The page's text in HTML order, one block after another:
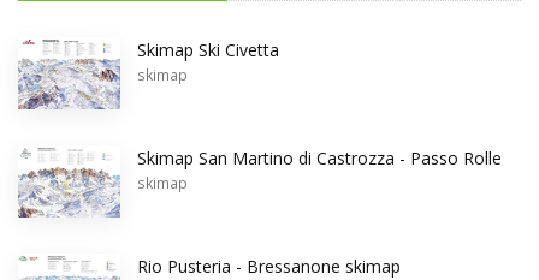
Skimap Ski Civetta
skimap
Skimap San Martino di Castrozza - Passo Rolle
skimap
Rio Pusteria - Bressanone skimap